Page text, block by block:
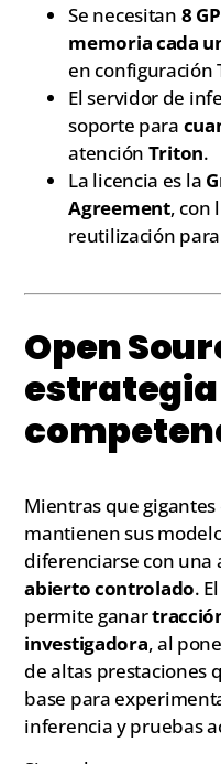
Se necesitan 8
memoria cada
en configuración
El servidor de
soporte para
atención Triton.
La licencia es la
Agreement, con
reutilización
Open
Mientras que gigantes
mantienen sus
diferenciarse con una
abierto controlado.
permite ganar
investigadora, al
de altas prestaciones
base para
inferencia y pruebas